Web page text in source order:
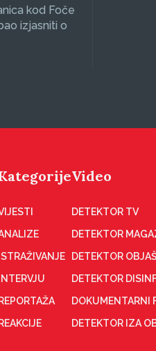
kod Foče
izjasniti o
ISTRAŽIVANJE
INTERVJU
REPORTAŽA
REAKCIJE
Video
DETEKTOR TV
DETEKTOR
DETEKTOR
DETEKTOR
DOKUMENTARNI
DETEKTOR IZA